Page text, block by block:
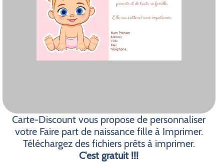
Carte-Discount vous propose de personnaliser
votre Faire part de naissance fille à Imprimer.
Téléchargez des fichiers prêts à imprimer.
C'est gratuit !!!